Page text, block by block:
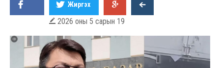
Жиргэх
 2026 оны 5 сарын 19